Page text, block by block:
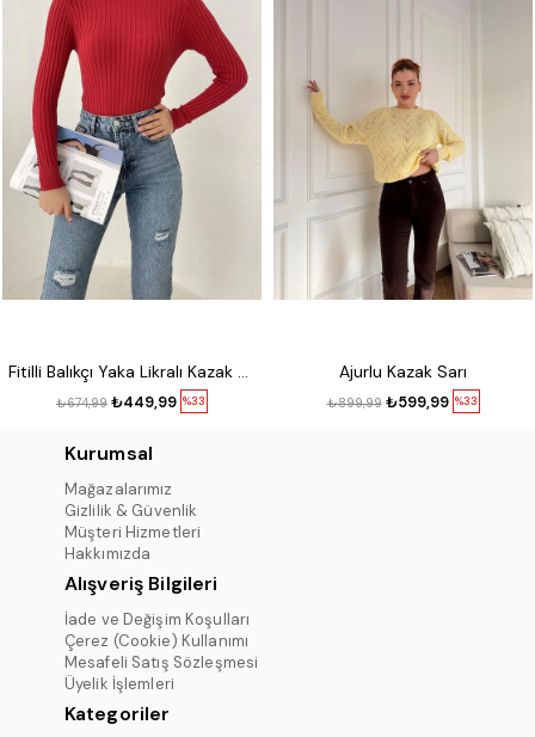
Fitilli Balıkçı Yaka Likralı Kazak Kırmızı
%33
₺449,99
₺674,99
Ajurlu Kazak Sarı
%33
₺599,99
₺899,99
Kurumsal
Mağazalarımız
Gizlilik & Güvenlik
Müşteri Hizmetleri
Hakkımızda
Alışveriş Bilgileri
İade ve Değişim Koşulları
Çerez (Cookie) Kullanımı
Mesafeli Satış Sözleşmesi
Üyelik İşlemleri
Kategoriler